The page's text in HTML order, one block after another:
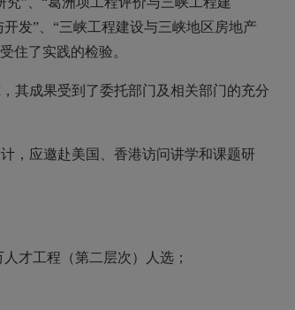
发”、“三峡工程建设与三峡地区房地产
住了实践的检验。
其成果受到了委托部门及相关部门的充分
，应邀赴美国、香港访问讲学和课题研
才工程（第二层次）人选；